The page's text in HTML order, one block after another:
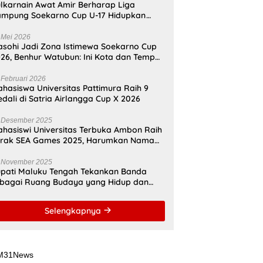
Awat Amir Berharap Liga
Soekarno Cup U-17 Hidupkan
Mei 2026
Jadi Zona Istimewa Soekarno Cup
Benhur Watubun: Ini Kota dan Tempat
Februari 2026
Universitas Pattimura Raih 9
di Satria Airlangga Cup X 2026
2025
Universitas Terbuka Ambon Raih
SEA Games 2025, Harumkan Nama
2025
Maluku Tengah Tekankan Banda
Ruang Budaya yang Hidup dan
Selengkapnya